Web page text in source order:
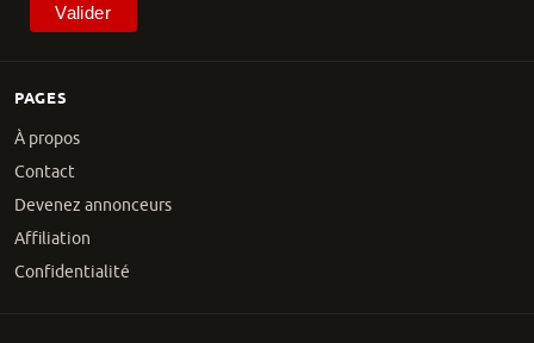
PAGES
À propos
Contact
Devenez annonceurs
Affiliation
Confidentialité